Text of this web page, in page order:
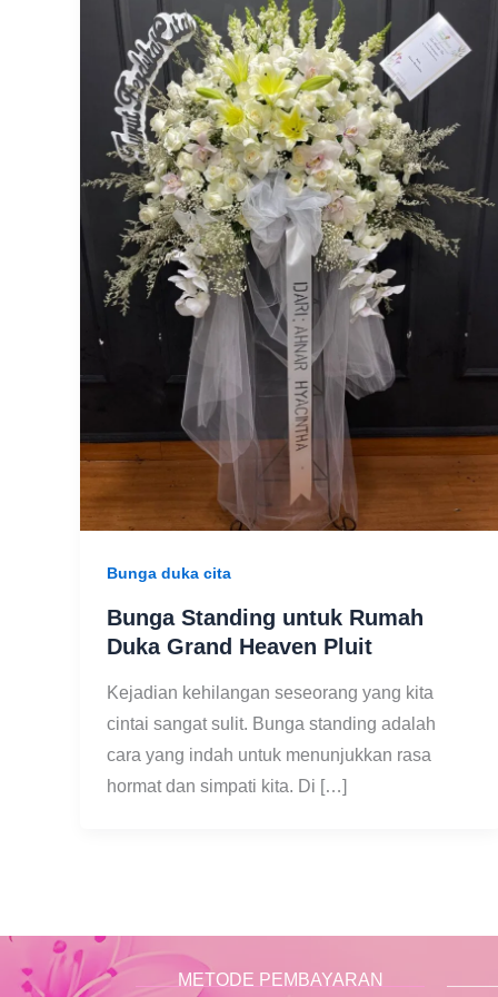
Bunga duka cita
Bunga Standing untuk Rumah
Duka Grand Heaven Pluit
Kejadian kehilangan seseorang yang kita
cintai sangat sulit. Bunga standing adalah
cara yang indah untuk menunjukkan rasa
hormat dan simpati kita. Di […]
METODE PEMBAYARAN